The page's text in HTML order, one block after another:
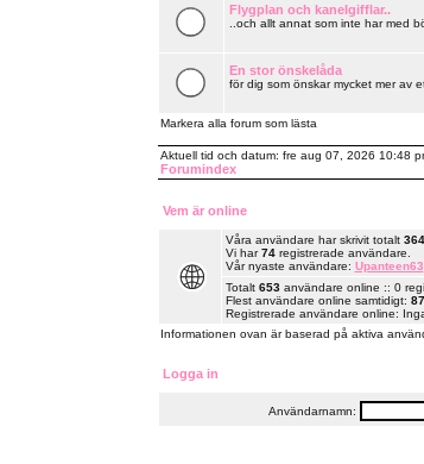
Flygplan och kanelgifflar..
..och allt annat som inte har med
En stor önskelåda
för dig som önskar mycket mer av
Markera alla forum som lästa
Aktuell tid och datum: fre aug 07, 2026 10:48
Forumindex
Vem är online
Våra användare har skrivit totalt 364
Vi har74registrerade användare.
Vår nyaste användare: Upanteen63
Totalt 653användare online :: 0
Flest användare online samtidigt:
Registrerade användare online:
Informationen ovan är baserad på aktiva
Logga in
Användarnamn: